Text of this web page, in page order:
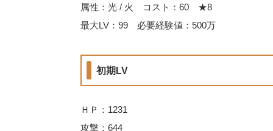
属性：光 / 火 コスト：60 ★8
最大LV：99 必要経験値：500万
初期LV
ＨＰ：1231
攻撃：644